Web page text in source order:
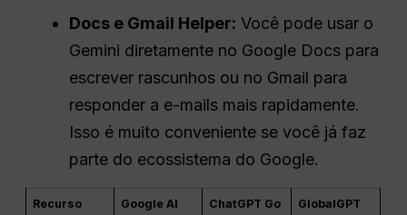
Docs e Gmail Helper: Você pode usar o
Gemini diretamente no Google Docs para
escrever rascunhos ou no Gmail para
responder a e-mails mais rapidamente.
Isso é muito conveniente se você já faz
parte do ecossistema do Google.
Recurso
Google AI
ChatGPT Go GlobalGPT